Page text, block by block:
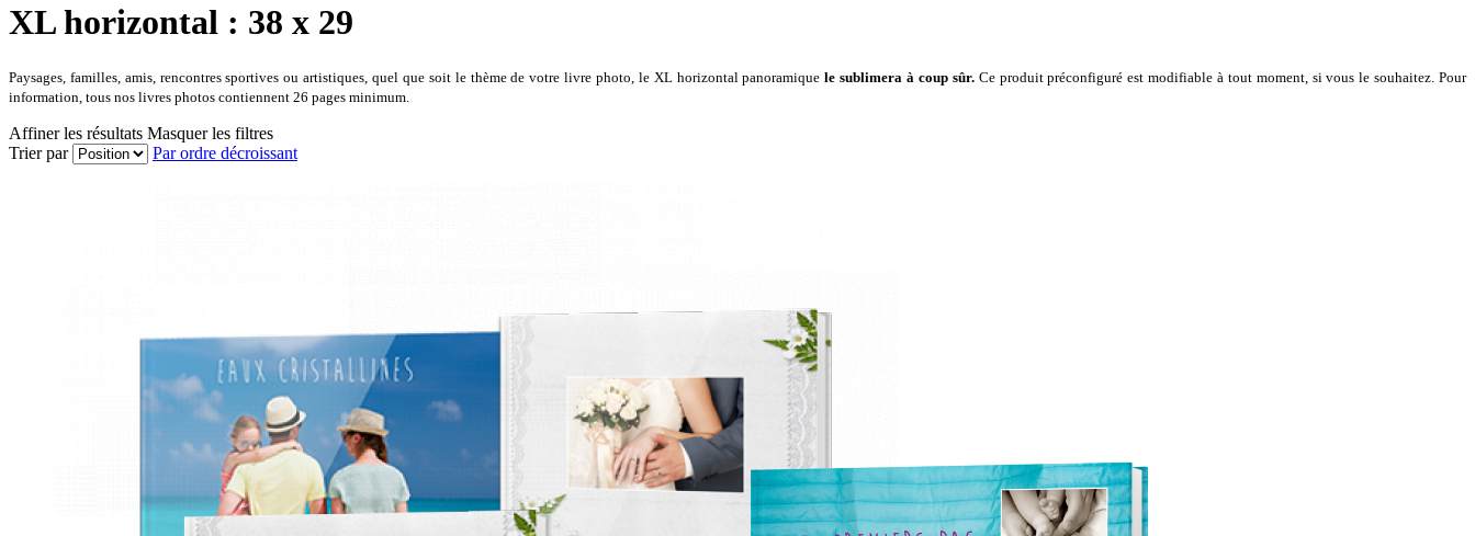
XL horizontal : 38 x 29
Paysages, familles, amis, rencontres sportives ou artistiques, quel que soit le thème de votre livre photo, le XL horizontal panoramiquele sublimera à coup sûr. Ce produit préconfiguré est modifiable à tout moment, si vous le souhaitez.Pour
information, tous nos livres photos contiennent 26 pages minimum.
Affiner les résultats Masquer les filtres
Trier par
Par ordre décroissant